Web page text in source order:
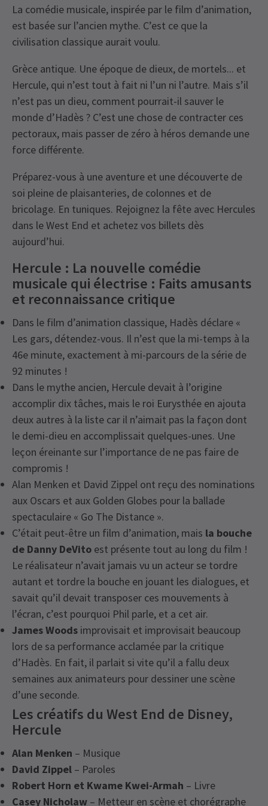
La comédie musicale, inspirée par le film d’animation,
est basée sur l’ancien mythe. C’est ce que la
civilisation classique aurait voulu.
Grèce antique. Une époque de dieux, de mortels... et
Hercule, qui n’est tout à fait ni l’un ni l’autre. Mais s’il
n’est pas un dieu, comment pourrait-il sauver le
monde d’Hadès ? C’est une chose de contracter ces
pectoraux, mais passer de zéro à héros demande une
force différente.
Préparez-vous à une aventure et une découverte de
soi pleine de plaisanteries, de colonnes et de
bricolage. En tuniques. Rejoignez la fête avec Hercules
dans le West End et achetez vos billets dès
aujourd’hui.
Hercule : La nouvelle comédie
musicale qui électrise : Faits amusants
et reconnaissance critique
Dans le film d’animation classique, Hadès déclare «
Les gars, détendez-vous. Il n’est que la mi-temps à la
46e minute, exactement à mi-parcours de la série de
92 minutes !
Dans le mythe ancien, Hercule devait à l’origine
accomplir dix tâches, mais le roi Eurysthée en ajouta
deux autres à la liste car il n’aimait pas la façon dont
le demi-dieu en accomplissait quelques-unes. Une
leçon éreinante sur l’importance de ne pas faire de
compromis !
Alan Menken et David Zippel ont reçu des nominations
aux Oscars et aux Golden Globes pour la ballade
spectaculaire « Go The Distance ».
C’était peut-être un film d’animation, mais la bouche
de Danny DeVito est présente tout au long du film !
Le réalisateur n’avait jamais vu un acteur se tordre
autant et tordre la bouche en jouant les dialogues, et
savait qu’il devait transposer ces mouvements à
l’écran, c’est pourquoi Phil parle, et a cet air.
James Woods improvisait et improvisait beaucoup
lors de sa performance acclamée par la critique
d’Hadès. En fait, il parlait si vite qu’il a fallu deux
semaines aux animateurs pour dessiner une scène
d’une seconde.
Les créatifs du West End de Disney,
Hercule
Alan Menken – Musique
David Zippel – Paroles
Robert Horn et Kwame Kwei-Armah – Livre
Casey Nicholaw – Metteur en scène et chorégraphe